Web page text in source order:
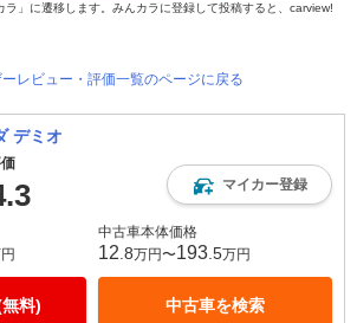
」に遷移します。みんカラに登録して投稿すると、carview!
レビュー・評価一覧のページに戻る
デミオ
マイカー登録
料)
中古車本体価格
12 .8万円〜193 .5万円
中古車を検索